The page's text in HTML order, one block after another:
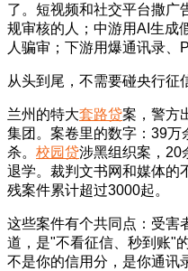
了。短视频和社交平台撒广
规审核的人；中游用AI生成
人骗审；下游用爆通讯录、
从头到尾，不需要碰央行征
兰州的特大套路贷案，警方
集团。案卷里的数字：39万
杀。 校园贷涉黑组织案，20
退学。裁判文书网和媒体的
残案件累计超过3000起。
这些案件有个共同点：受害
道，是"不看征信、秒到账"
不是你的信用分，是你通讯